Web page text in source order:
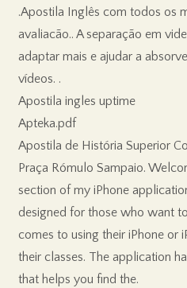
.Apostila Inglês com todos os
avaliacão.. A separação em
adaptar mais e ajudar a
vídeos. .
Apostila ingles uptime
Apteka.pdf
Apostila de História Superior
Praça Rómulo Sampaio.
section of my iPhone
designed for those who want
comes to using their iPhone or
their classes. The application
that helps you find the.